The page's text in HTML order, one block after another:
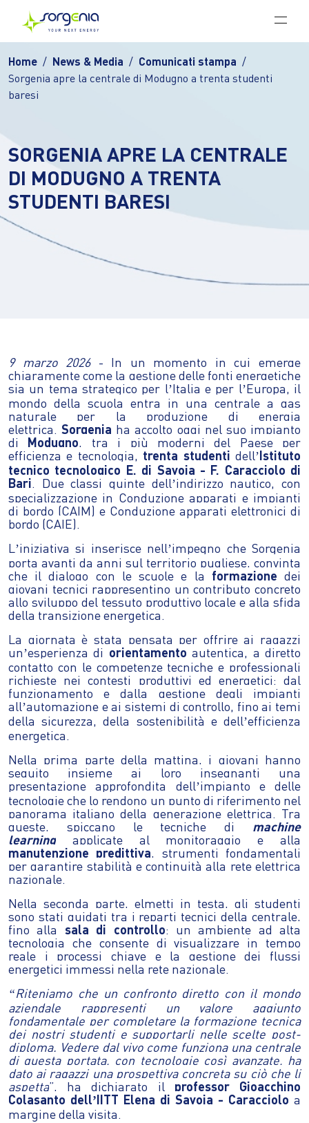
Vai al contenuto principale
Home News & Media
Comunicati stampa
Sorgenia apre la centrale di Modugno a trenta studenti
baresi
SORGENIA APRE LA CENTRALE
DI MODUGNO A TRENTA
STUDENTI BARESI
9 marzo 2026 - In un momento in cui emerge
chiaramente come la gestione delle fonti energetiche
sia un tema strategico per l’Italia e per l’Europa, il
mondo della scuola entra in una centrale a gas
naturale per la produzione di energia
elettrica.Sorgenia ha accolto oggi nel suo impianto
di Modugno, tra i più moderni del Paese per
efficienza e tecnologia, trenta studenti dell’Istituto
tecnico tecnologico E. di Savoia - F. Caracciolo di
Bari. Due classi quinte dell’indirizzo nautico, con
specializzazione in Conduzione apparati e impianti
di bordo (CAIM) e Conduzione apparati elettronici di
bordo (CAIE).
L’iniziativa si inserisce nell’impegno che Sorgenia
porta avanti da anni sul territorio pugliese, convinta
che il dialogo con le scuole e la formazione dei
giovani tecnici rappresentino un contributo concreto
allo sviluppo del tessuto produttivo locale e alla sfida
della transizione energetica.
La giornata è stata pensata per offrire ai ragazzi
un’esperienza di orientamento autentica, a diretto
contatto con le competenze tecniche e professionali
richieste nei contesti produttivi ed energetici: dal
funzionamento e dalla gestione degli impianti
all’automazione e ai sistemi di controllo, fino ai temi
della sicurezza, della sostenibilità e dell’efficienza
energetica.
Nella prima parte della mattina, i giovani hanno
seguito insieme ai loro insegnanti una
presentazione approfondita dell’impianto e delle
tecnologie che lo rendono un punto di riferimento nel
panorama italiano della generazione elettrica. Tra
queste, spiccano le tecniche di machine
learning applicate al monitoraggio e alla
manutenzione predittiva, strumenti fondamentali
per garantire stabilità e continuità alla rete elettrica
nazionale.
Nella seconda parte, elmetti in testa, gli studenti
sono stati guidati tra i reparti tecnici della centrale,
fino alla sala di controllo: un ambiente ad alta
tecnologia che consente di visualizzare in tempo
reale i processi chiave e la gestione dei flussi
energetici immessi nella rete nazionale.
“Riteniamo che un confronto diretto con il mondo
aziendale rappresenti un valore aggiunto
fondamentale per completare la formazione tecnica
dei nostri studenti e supportarli nelle scelte post-
diploma. Vedere dal vivo come funziona una centrale
di questa portata, con tecnologie così avanzate, ha
dato ai ragazzi una prospettiva concreta su ciò che li
aspetta”, ha dichiarato il professor Gioacchino
Colasanto dell’IITT Elena di Savoia - Caracciolo a
margine della visita.